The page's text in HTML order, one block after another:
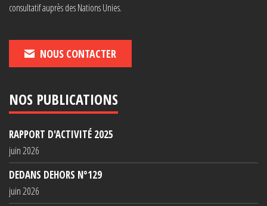
consultatif auprès des Nations Unies.
NOUS CONTACTER
NOS PUBLICATIONS
RAPPORT D'ACTIVITÉ 2025
juin 2026
DEDANS DEHORS N°129
juin 2026